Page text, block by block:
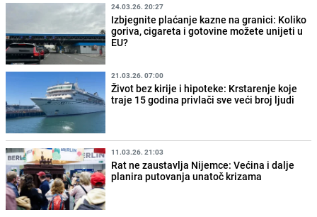
24.03.26. 20:27
Izbjegnite plaćanje kazne na granici: Koliko
goriva, cigareta i gotovine možete unijeti u
EU?
21.03.26. 07:00
Život bez kirije i hipoteke: Krstarenje koje
traje 15 godina privlači sve veći broj ljudi
11.03.26. 21:03
Rat ne zaustavlja Nijemce: Većina i dalje
planira putovanja unatoč krizama